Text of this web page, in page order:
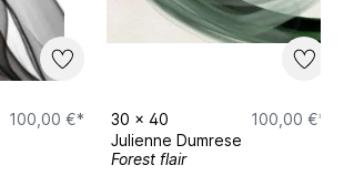
100,00 €*
30 x 40
100,00 €*
Julienne Dumrese
Forest flair